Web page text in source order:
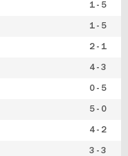
1 - 5
1 - 5
2 - 1
4 - 3
0 - 5
5 - 0
4 - 2
3 - 3